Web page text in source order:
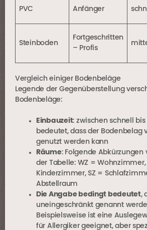
PVC Anfänger
Steinboden
Fortgeschritten
– Profis
Vergleich einiger Bodenbeläge
Legende der Gegenüberstellung
Bodenbeläge:
Einbauzeit: zwischen schnell bis
bedeutet, dass der Bodenbelag
genutzt werden kann
Räume: Folgende Abkürzungen
der Tabelle: WZ = Wohnzimmer,
Kinderzimmer, SZ =
Abstellraum
Die Angabe bedingt bedeutet,
uneingeschränkt genannt
Beispielsweise ist eine
für Allergiker geeignet, aber